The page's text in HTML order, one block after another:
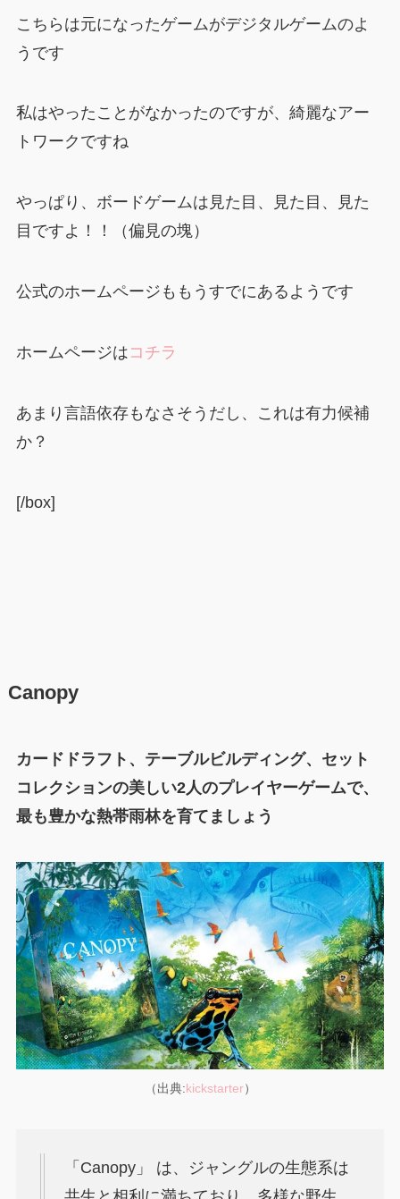
こちらは元になったゲームがデジタルゲームのよ
うです
私はやったことがなかったのですが、綺麗なアー
トワークですね
やっぱり、ボードゲームは見た目、見た目、見た
目ですよ！！（偏見の塊）
公式のホームページももうすでにあるようです
ホームページは コチラ
あまり言語依存もなさそうだし、これは有力候補
か？
[/box]
Canopy
カードドラフト、テーブルビルディング、セット
コレクションの美しい2人のプレイヤーゲームで、
最も豊かな熱帯雨林を育てましょう
（出典:kickstarter）
「Canopy」 は、ジャングルの生態系は